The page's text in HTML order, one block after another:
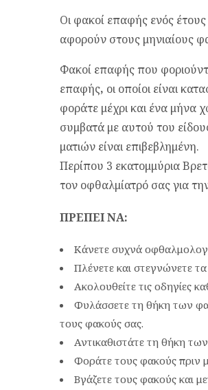
Οι φακοί επαφής ενός έτους
αφορούν στους μηνιαίους
Φακοί επαφής που
επαφής, οι οποίοι είναι
φοράτε μέχρι και ένα μήνα
συμβατά με αυτού του
ματιών είναι επιβεβλημένη.
Περίπου 3 εκατομμύρια
τον οφθαλμίατρό σας για
ΠΡΕΠΕΙ ΝΑ:
Κάνετε συχνά
Πλένετε και στεγνώνετε
Ακολουθείτε τις οδηγίες
Φυλάσσετε τη θήκη των
τους φακούς σας.
Αντικαθιστάτε τη θήκη
Φοράτε τους φακούς πριν
Βγάζετε τους φακούς και